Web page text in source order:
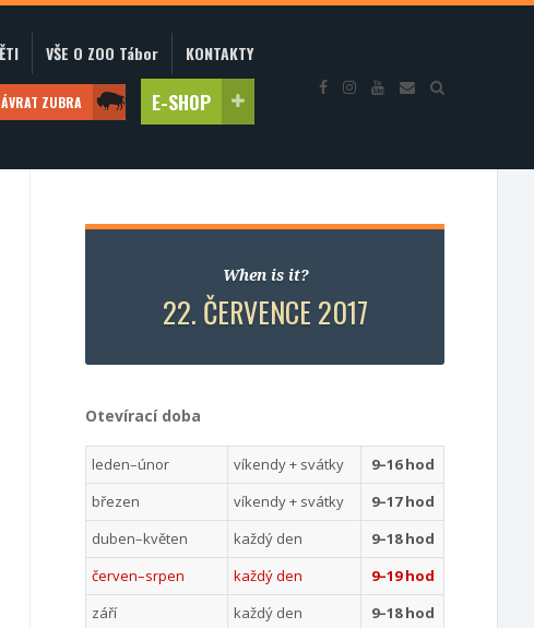
VŠE O ZOO Tábor KONTAKTY
ZUBRA E-SHOP
When is it?
22. ČERVENCE 2017
Otevírací doba
leden–únor víkendy + svátky
9–16 hod
březen
víkendy + svátky
9–17 hod
duben–květen
každý den
9–18 hod
červen–srpen
každý den
9–19 hod
září
každý den
9–18 hod